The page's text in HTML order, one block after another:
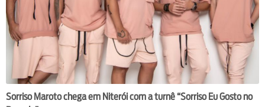
Sorriso Maroto chega em Niterói com a turnê “Sorriso Eu Gosto no